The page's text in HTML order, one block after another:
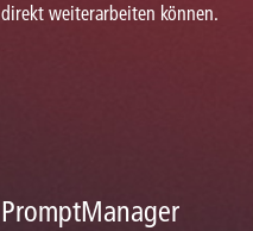
direkt weiterarbeiten können.
PromptManager